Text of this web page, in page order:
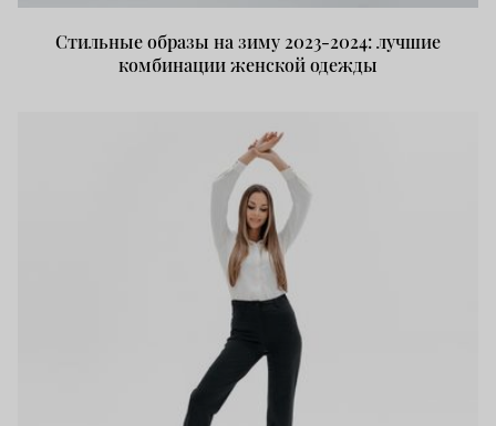
Стильные образы на зиму 2023-2024: лучшие
комбинации женской одежды